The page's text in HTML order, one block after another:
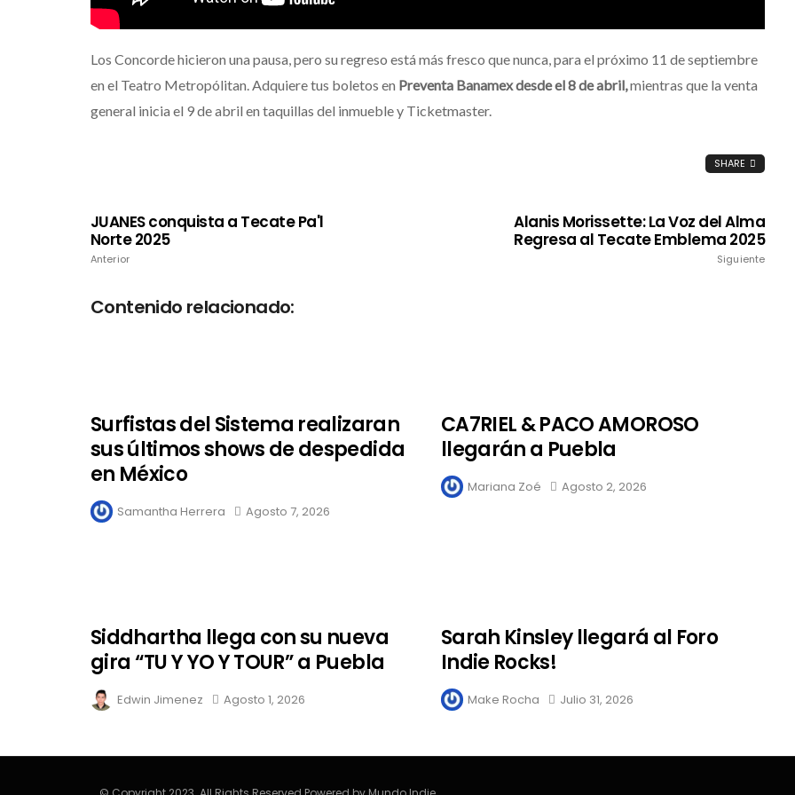
Los Concorde hicieron una pausa, pero su regreso está más fresco que nunca, para el próximo 11 de septiembre
en el Teatro Metropólitan. Adquiere tus boletos en Preventa Banamex desde el 8 de abril,mientras que la venta
general inicia el 9 de abril en taquillas del inmueble y Ticketmaster.
SHARE
JUANES conquista a Tecate Pa'l
Norte 2025
Anterior
Alanis Morissette: La Voz del Alma
Regresa al Tecate Emblema 2025
Siguiente
Contenido relacionado:
Surfistas del Sistema realizaran
sus últimos shows de despedida
en México
Samantha Herrera Agosto 7, 2026
CA7RIEL & PACO AMOROSO
llegarán a Puebla
Mariana Zoé Agosto 2, 2026
Siddhartha llega con su nueva
gira “TU Y YO Y TOUR” a Puebla
Edwin Jimenez Agosto 1, 2026
Sarah Kinsley llegará al Foro
Indie Rocks!
Make Rocha Julio 31, 2026